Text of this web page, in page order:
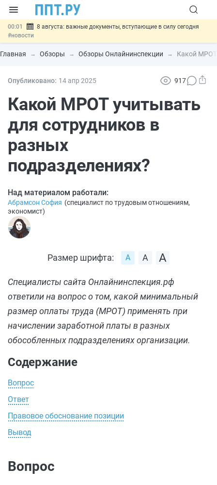
00:01
8 августа: важные документы, вступающие в силу сегодня
#новости
07.08 Подписан закон о блокировке продажи опасных товаров через
«Честный знак»#новости
07.08 Госпошлину за устранение ошибок в документах предлагают
07.08
Важно
Разработают единые критерии трудовых и ГПХ-
отношений#новости
Главная Обзоры Обзоры Онлайнинспекции Какой МРОТ
Опубликовано: 14 апр 2025 917
Какой МРОТ учитывать
для сотрудников в
разных
подразделениях?
Над материалом работали:
Абрамсон София (специалист по трудовым отношениям,
экономист)
Размер шрифта:
Специалисты сайта Онлайнинспекция.рф
ответили на вопрос о том, какой минимальный
размер оплаты труда (МРОТ) применять при
начислении заработной платы в разных
обособленных подразделениях организации.
Содержание
Вопрос
Ответ
Правовое обоснование позиции
Вывод
Вопрос